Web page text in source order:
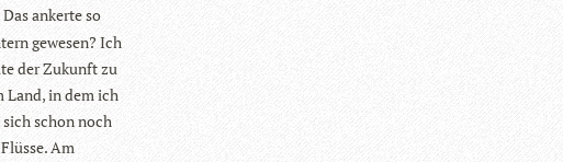
Das ankerte so
gewe­sen? Ich
der Zukunft zu
Land, in dem ich
schon noch
Am